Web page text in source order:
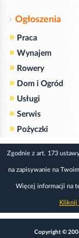
Ogłoszenia
» Praca
» Wynajem
» Rowery
» Dom i Ogród
» Usługi
» Serwis
» Pożyczki
Zgodnie z art. 173
na zapisywanie na
Więcej informacji na
Kliknij
Copyright ©